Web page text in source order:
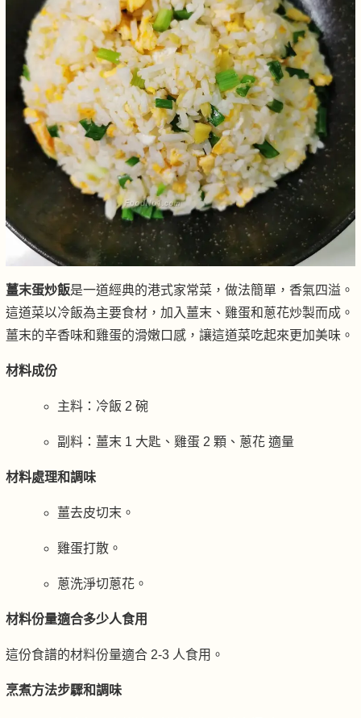
薑末蛋炒飯是一道經典的港式家常菜，做法簡單，香氣四溢。
這道菜以冷飯為主要食材，加入薑末、雞蛋和蔥花炒製而成。
薑末的辛香味和雞蛋的滑嫩口感，讓這道菜吃起來更加美味。
材料成份
主料：冷飯 2 碗
副料：薑末 1 大匙、雞蛋 2 顆、蔥花 適量
材料處理和調味
薑去皮切末。
雞蛋打散。
蔥洗淨切蔥花。
材料份量適合多少人食用
這份食譜的材料份量適合 2-3 人食用。
烹煮方法步驟和調味